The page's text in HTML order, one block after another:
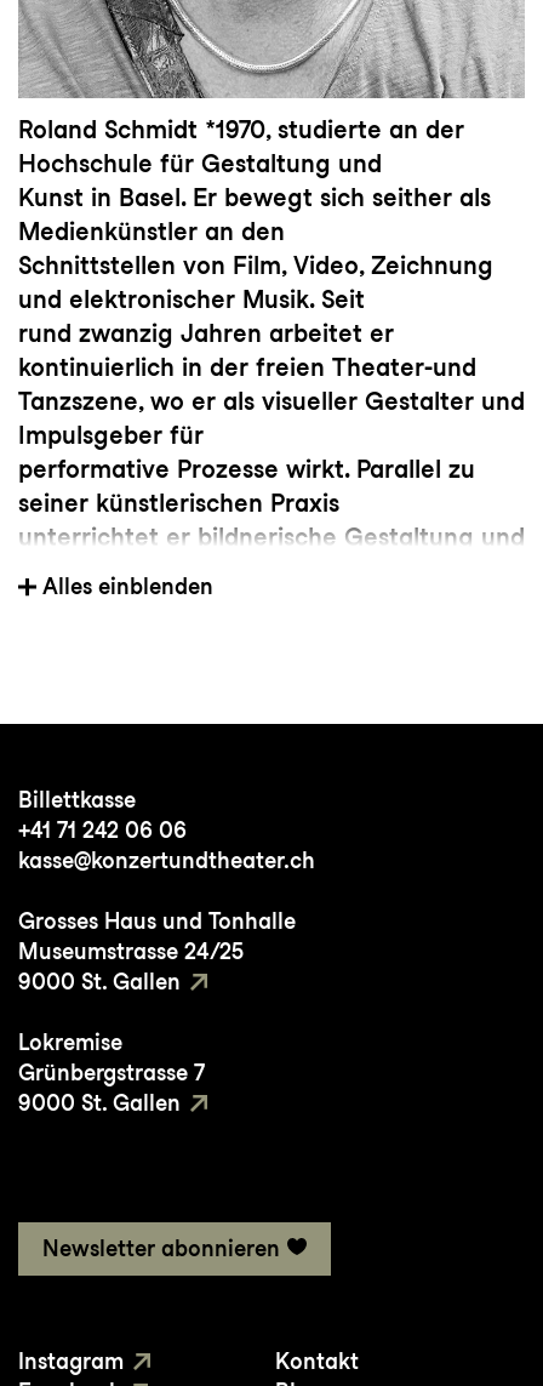
Roland Schmidt *1970, studierte an der
Hochschule für Gestaltung und
Kunst in Basel. Er bewegt sich seither als
Medienkünstler an den
Schnittstellen von Film, Video, Zeichnung
und elektronischer Musik. Seit
rund zwanzig Jahren arbeitet er
kontinuierlich in der freien Theater-und
Tanzszene, wo er als visueller Gestalter und
Impulsgeber für
performative Prozesse wirkt. Parallel zu
seiner künstlerischen Praxis
unterrichtet er bildnerische Gestaltung und
Kunst an diversen Schulen.
Dabei vermittelt er nicht nur Inhalte,
gezeigt: von den Swiss Art Awards über
den Kunstkredit Basel bis hin
zum International Film Festival Rotterdam
und dem Centre Pompidou in
Paris. Jedes Projekt ist Ausdruck einer
forschenden Auseinandersetzung
Denkform.
Roland Schmidt lebt mit seiner Familie in
Zürich.
Alles einblenden
Billettkasse
+41 71 242 06 06
kasse@konzertundtheater.ch
Grosses Haus und Tonhalle
Museumstrasse 24/25
9000 St. Gallen
Lokremise
Grünbergstrasse 7
9000 St. Gallen
Newsletter abonnieren
Instagram
Kontakt